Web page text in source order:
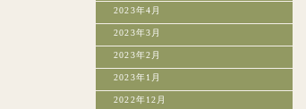
2023年4月
2023年3月
2023年2月
2023年1月
2022年12月